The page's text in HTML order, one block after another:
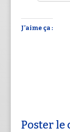
J’aime ça :
Poster